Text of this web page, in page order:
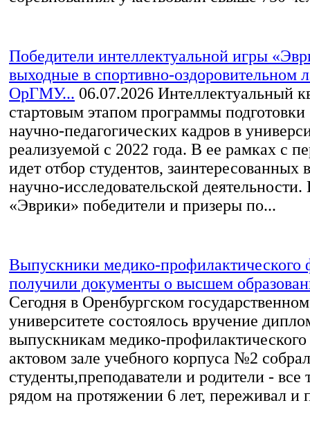
Победители интеллектуальной игры
выходные в спортивно-оздоровительном
ОрГМУ... 06.07.2026 Интеллектуальный
стартовым этапом программы подготовки
научно‑педагогических кадров в
реализуемой с 2022 года. В ее рамках с
идет отбор студентов, заинтересованных в
научно‑исследовательской
«Эврики» победители и призеры по...
Выпускники медико-профилактического
получили документы о высшем
Сегодня в Оренбургском
университете состоялось вручение
выпускникам медико-профилактического
актовом зале учебного корпуса №2
студенты,преподаватели и родители - все
рядом на протяжении 6 лет, переживал и